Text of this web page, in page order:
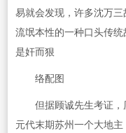
易就会发现，许多沈万
流氓本性的一种口头传
是奸而狠
络配图
但据顾诚先生考证，
元代末期苏州一个大地